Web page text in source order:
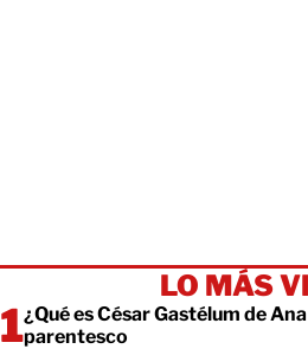
LO MÁS
¿Qué es César Gastélum de
parentesco